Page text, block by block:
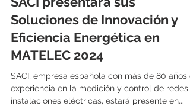
Fegime España
10 oct 2024
2 min de lectura
SACI presentará sus
Soluciones de Innovación y
Eficiencia Energética en
MATELEC 2024